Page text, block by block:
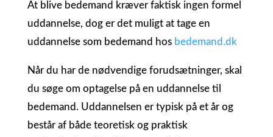
At blive bedemand kræver faktisk ingen formel
uddannelse, dog er det muligt at tage en
uddannelse som bedemand hos bedemand.dk
Når du har de nødvendige forudsætninger, skal
du søge om optagelse på en uddannelse til
bedemand. Uddannelsen er typisk på et år og
består af både teoretisk og praktisk